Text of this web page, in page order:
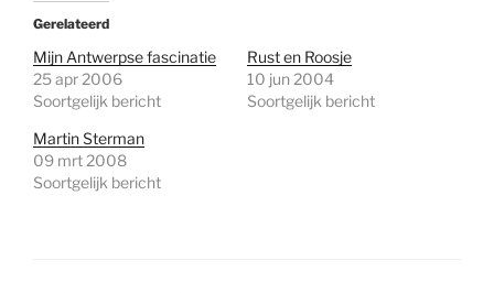
Gerelateerd
Mijn Antwerpse fascinatie
25 apr 2006
Soortgelijk bericht
Rust en Roosje
10 jun 2004
Soortgelijk bericht
Martin Sterman
09 mrt 2008
Soortgelijk bericht